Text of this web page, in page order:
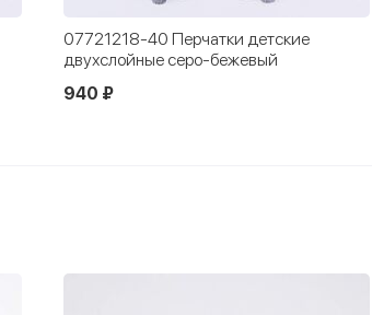
07721218-40 Перчатки детские
двухслойные серо-бежевый
940 ₽